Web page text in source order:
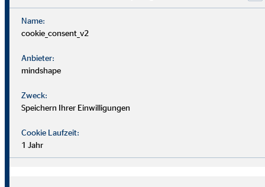
Für uns zählt nicht dein Lebenslauf, sondern wer du bist und
was du erreichen möchtest. Wichtiger sind deine
zwischenmenschlichen und persönlichen Stärken.
Du solltest offen, kontaktfreudig und freundlich auftreten
Kund*innen hineinzuversetzen.
Als Berater in brauchst du zudem eine gute Struktur, den
Überblick im Arbeitsalltag sowie analytische Fähigkeiten,
um die Ziele deiner Kundinnen richtig zu verstehen und
Name:
cookie_consent_v2
Anbieter:
mindshape
Zweck:
Speichern Ihrer Einwilligungen
Cookie Laufzeit:
1 Jahr